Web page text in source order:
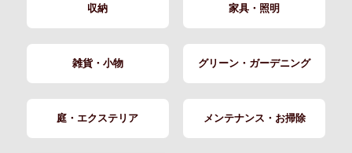
収納 家具・照明
雑貨・小物 グリーン・ガーデニング
庭・エクステリア メンテナンス・お掃除